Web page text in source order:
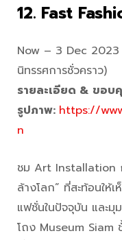
12. Fast
Now – 3 Dec 2023
นิทรรศการชั่วคราว)
รายละเอียด & ขอบ
รูปภาพ: https://
n
ชม Art Installation
ล้างโลก” ที่สะท้อนให้
แฟชั่นในปัจจุบัน และมุ
โถง Museum Siam